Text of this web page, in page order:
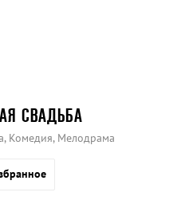
СВАДЬБА
Комедия, Мелодрама